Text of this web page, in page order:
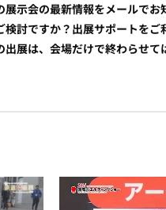
展示会の最新情報をメールで
検討ですか？出展サポートをご
出展は、会場だけで終わらせ